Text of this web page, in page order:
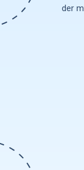
der